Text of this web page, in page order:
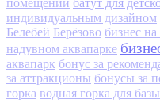
индивидуальным дизайном
Белебей Берёзово бизнес
надувном аквапарке
аквапарк бонус за
за аттракционы бонусы за
горка водная горка для